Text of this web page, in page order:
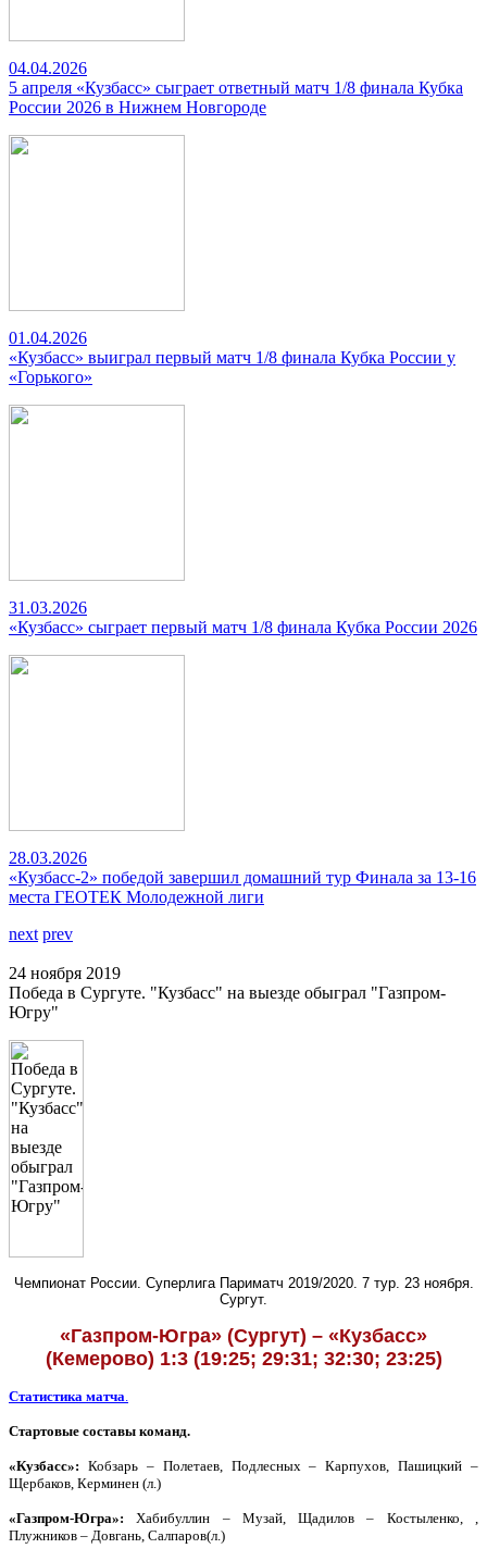
04.04.2026
5 апреля «Кузбасс» сыграет ответный матч 1/8 финала Кубка
России 2026 в Нижнем Новгороде
01.04.2026
«Кузбасс» выиграл первый матч 1/8 финала Кубка России у
«Горького»
31.03.2026
«Кузбасс» сыграет первый матч 1/8 финала Кубка России 2026
28.03.2026
«Кузбасс-2» победой завершил домашний тур Финала за 13-16
места ГЕОТЕК Молодежной лиги
next prev
24 ноября 2019
Победа в Сургуте. "Кузбасс" на выезде обыграл "Газпром-
Югру"
Чемпионат России. Суперлига Париматч 2019/2020. 7 тур. 23 ноября.
Сургут.
«Газпром-Югра» (Сургут) – «Кузбасс»
(Кемерово) 1:3 (19:25; 29:31; 32:30; 23:25)
Статистика матча.
Стартовые составы команд.
«Кузбасс»: Кобзарь – Полетаев, Подлесных – Карпухов, Пашицкий –
Щербаков, Керминен (л.)
«Газпром-Югра»: Хабибуллин – Музай, Щадилов – Костыленко, ,
Плужников – Довгань, Салпаров(л.)